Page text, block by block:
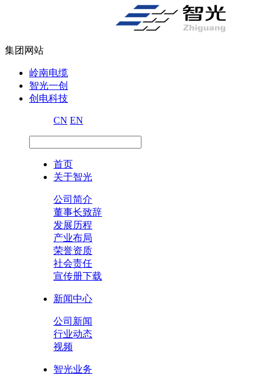
集团网站
岭南电缆
智光一创
创电科技
CN EN
首页
关于智光
公司简介
董事长致辞
发展历程
产业布局
荣誉资质
社会责任
宣传册下载
新闻中心
公司新闻
行业动态
视频
智光业务